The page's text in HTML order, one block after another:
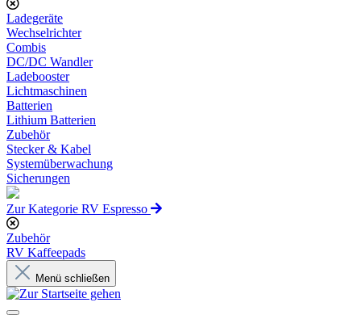
Ladegeräte
Wechselrichter
Combis
DC/DC Wandler
Ladebooster
Lichtmaschinen
Batterien
Lithium Batterien
Zubehör
Stecker & Kabel
Systemüberwachung
Sicherungen
Zur Kategorie RV Espresso
Zubehör
RV Kaffeepads
Menü schließen